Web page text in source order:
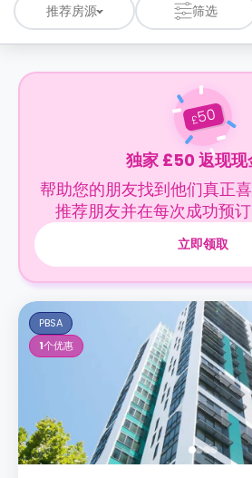
推荐房源 筛选
£50
独家 £50 返现现
帮助您的朋友找到他们真正
推荐朋友并在每次成功预
立即领取
PBSA
1个优惠